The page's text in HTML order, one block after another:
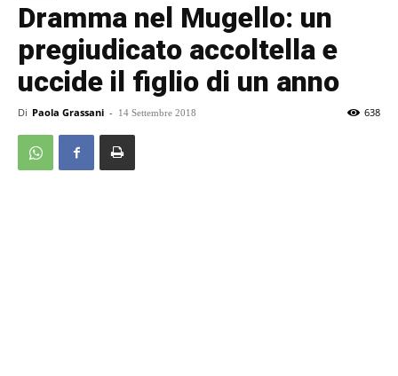
Dramma nel Mugello: un
pregiudicato accoltella e
uccide il figlio di un anno
Di Paola Grassani - 14 Settembre 2018 638